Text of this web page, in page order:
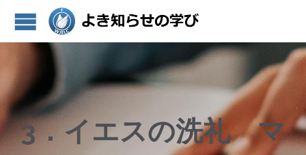
3．イエスの洗礼 マ